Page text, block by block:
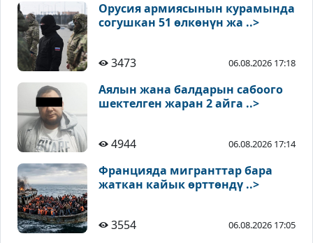
Орусия армиясынын курамында
согушкан 51 өлкөнүн жа ..>
3473 06.08.2026 17:18
Аялын жана балдарын сабоого
шектелген жаран 2 айга ..>
4944 06.08.2026 17:14
Францияда мигранттар бара
жаткан кайык өрттөндү ..>
3554 06.08.2026 17:05